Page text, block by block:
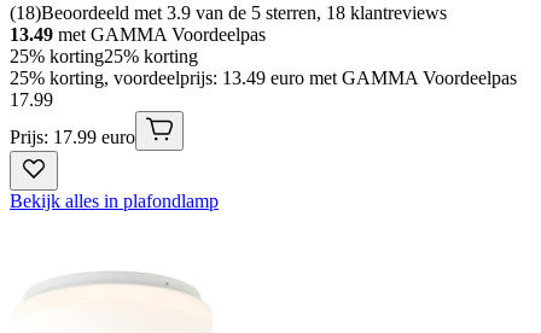
(18)Beoordeeld met 3.9 van de 5 sterren, 18 klantreviews
13.49 met GAMMA Voordeelpas
25% korting25% korting
25% korting, voordeelprijs: 13.49 euro met GAMMA Voordeelpas
17.99
Prijs: 17.99 euro
Bekijk alles in plafondlamp